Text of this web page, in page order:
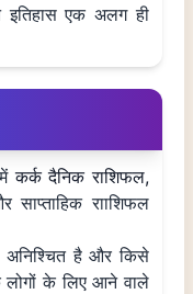
इतिहास एक अलग ही
कर्क दैनिक राशिफल,
साप्ताहिक रााशिफल
है और किसे
लोगों के लिए आने वाले